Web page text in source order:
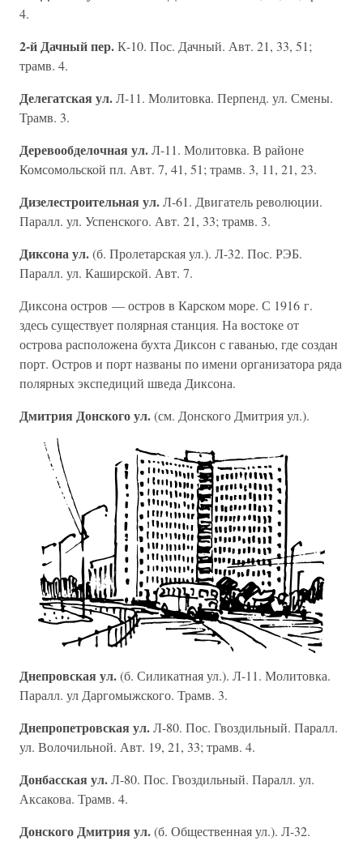
4.
2-й Дачный пер.К-10. Пос. Дачный. Авт. 21, 33, 51;
трамв. 4.
Делегатская ул.Л-11. Молитовка. Перпенд. ул. Смены.
Трамв. 3.
Деревообделочная ул.Л-11. Молитовка. В районе
Комсомольской пл. Авт. 7, 41, 51; трамв. 3, 11, 21, 23.
Дизелестроительная ул.Л-61. Двигатель революции.
Паралл. ул. Успенского. Авт. 21, 33; трамв. 3.
Диксона ул.(б. Пролетарская ул.). Л-32. Пос. РЭБ.
Паралл. ул. Каширской. Авт. 7.
Диксона остров — остров в Карском море. С 1916 г.
здесь существует полярная станция. На востоке от
острова расположена бухта Диксон с гаванью, где создан
порт. Остров и порт названы по имени организатора ряда
полярных экспедиций шведа Диксона.
Дмитрия Донского ул.(см. Донского Дмитрия ул.).
Днепровская ул.(б. Силикатная ул.). Л-11. Молитовка.
Паралл. ул Даргомыжского. Трамв. 3.
Днепропетровская ул.Л-80. Пос. Гвоздильный. Паралл.
ул. Волочильной. Авт. 19, 21, 33; трамв. 4.
Донбасская ул.Л-80. Пос. Гвоздильный. Паралл. ул.
Аксакова. Трамв. 4.
Донского Дмитрия ул.(б. Общественная ул.). Л-32.